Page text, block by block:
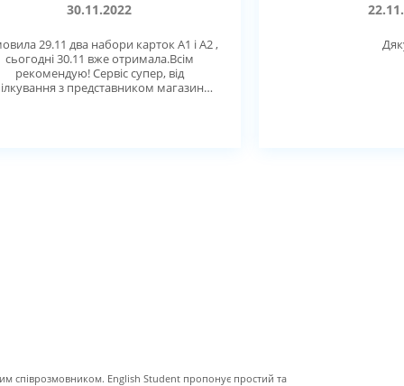
30.11.2022
29.11 два набори карток А1 і А2 ,
сьогодні 30.11 вже отримала.Всім
рекомендую! Сервіс супер, від
з представником магазину
співрозмовником. English Student пропонує простий та